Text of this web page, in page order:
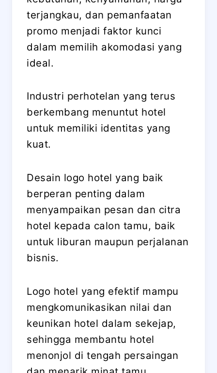
terjangkau, dan pemanfaatan
promo menjadi faktor kunci
dalam memilih akomodasi yang
ideal.
Industri perhotelan yang terus
berkembang menuntut hotel
untuk memiliki identitas yang
kuat.
Desain logo hotel yang baik
berperan penting dalam
menyampaikan pesan dan citra
hotel kepada calon tamu, baik
untuk liburan maupun perjalanan
bisnis.
Logo hotel yang efektif mampu
mengkomunikasikan nilai dan
keunikan hotel dalam sekejap,
sehingga membantu hotel
menonjol di tengah persaingan